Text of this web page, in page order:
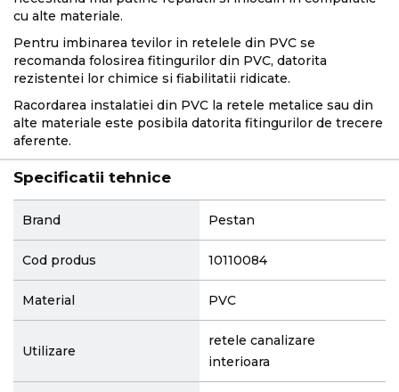
cu alte materiale.
Pentru imbinarea tevilor in retelele din PVC se
recomanda folosirea fitingurilor din PVC, datorita
rezistentei lor chimice si fiabilitatii ridicate.
Racordarea instalatiei din PVC la retele metalice sau din
alte materiale este posibila datorita fitingurilor de trecere
aferente.
Specificatii tehnice
Brand Pestan
Cod produs 10110084
Material PVC
Utilizare
retele canalizare
interioara